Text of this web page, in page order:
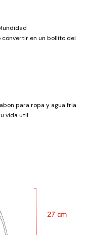
en un bollito del
para ropa y agua fria.
vida util